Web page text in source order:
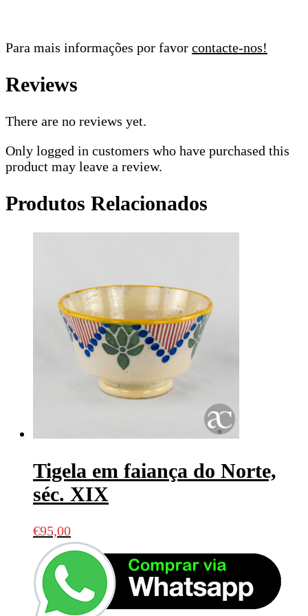
Para mais informações por favor contacte-nos!
Reviews
There are no reviews yet.
Only logged in customers who have purchased this
product may leave a review.
Produtos Relacionados
Tigela em faiança do Norte,
séc. XIX
€95,00